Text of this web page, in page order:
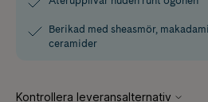
Berikad med sheasmör,
ceramider